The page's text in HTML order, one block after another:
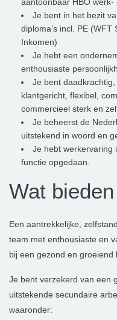
Je bent in het bezit
diploma’s incl. PE (WFT
Inkomen)
Je hebt een
enthousiaste
Je bent
klantgericht, flexibel,
commercieel sterk en
Je beheerst de
uitstekend in woord en
Je hebt werkervaring
functie opgedaan.
Wat
Een aantrekkelijke,
team met enthousiaste en
bij een gezond en groeiend
Je bent verzekerd van een
uitstekende secundaire
waaronder: